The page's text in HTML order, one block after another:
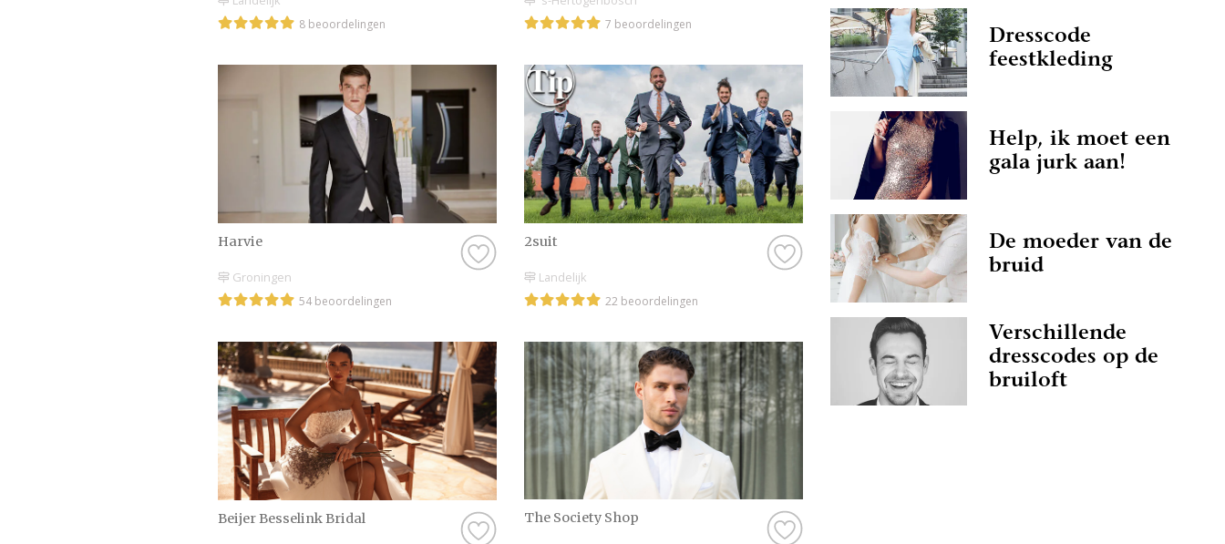
8 beoordelingen 7 beoordelingen
Harvie
Groningen
54 beoordelingen
2suit
Landelijk
22 beoordelingen
Beijer Besselink Bridal The Society Shop
Dresscode
feestkleding
Help, ik moet een
gala jurk aan!
De moeder van de
bruid
Verschillende
dresscodes op de
bruiloft